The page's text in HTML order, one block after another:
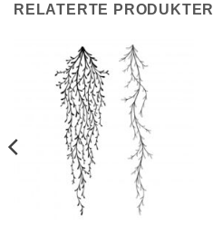
RELATERTE PRODUKTER